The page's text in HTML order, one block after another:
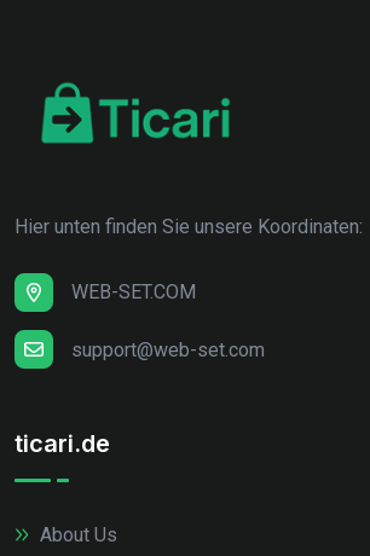
Hier unten finden Sie unsere Koordinaten:
WEB-SET.COM
support@web-set.com
ticari.de
About Us